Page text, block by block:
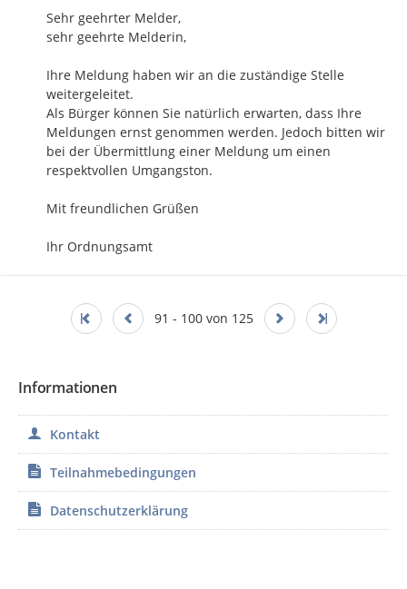
Sehr geehrter Melder,
sehr geehrte Melderin,
Ihre Meldung haben wir an die zuständige Stelle
weitergeleitet.
Als Bürger können Sie natürlich erwarten, dass Ihre
Meldungen ernst genommen werden. Jedoch bitten wir
bei der Übermittlung einer Meldung um einen
respektvollen Umgangston.
Mit freundlichen Grüßen
Ihr Ordnungsamt
91 - 100 von 125
Informationen
Kontakt
Teilnahmebedingungen
Datenschutzerklärung